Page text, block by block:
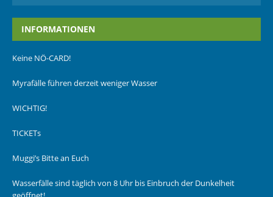
INFORMATIONEN
Keine NÖ-CARD!
Myrafälle führen derzeit weniger Wasser
WICHTIG!
TICKETs
Muggi’s Bitte an Euch
Wasserfälle sind täglich von 8 Uhr bis Einbruch der Dunkelheit